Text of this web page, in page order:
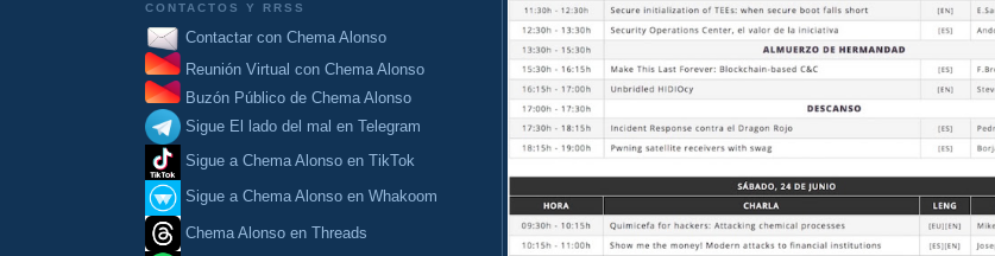
CONTACTOS Y RRSS
Contactar con Chema Alonso
Reunión Virtual con Chema Alonso
Buzón Público de Chema Alonso
Sigue El lado del mal en Telegram
Sigue a Chema Alonso en TikTok
Sigue a Chema Alonso en Whakoom
Chema Alonso en Threads